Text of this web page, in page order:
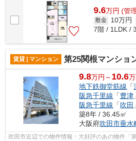
9.6万円 (管
敷金 10万円
7階 / 1LDK /
賃貸 | マンション 第25関根マンショ
9.8万円～ 10.6
地下鉄御堂筋線 「
阪急千里線 「豊津
阪急千里線 「吹田
築8年 / 36.45㎡
大阪府吹田市垂水
吹田市近辺での物件情報：大好評のあの物件「